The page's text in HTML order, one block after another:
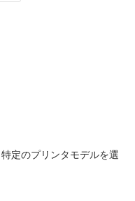
定のプリンタモデルを選